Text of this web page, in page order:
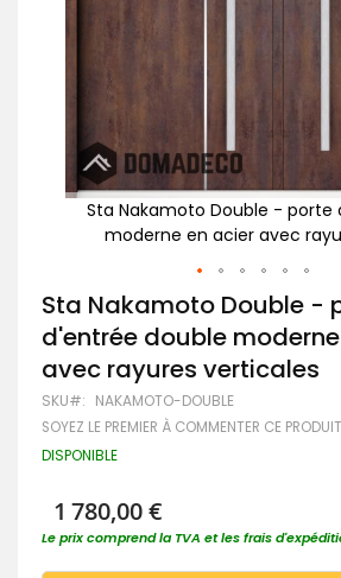
Sta Nakamoto Double - porte
moderne en acier avec
Passer
au
début
de
la
Galerie
d’images
Sta Nakamoto Double -
d'entrée double
avec rayures verticales
SKU NAKAMOTO-DOUBLE
SOYEZ LE PREMIER À COMMENTER CE PRODUIT
DISPONIBLE
1 780,00 €
Le prix comprend la TVA et les frais